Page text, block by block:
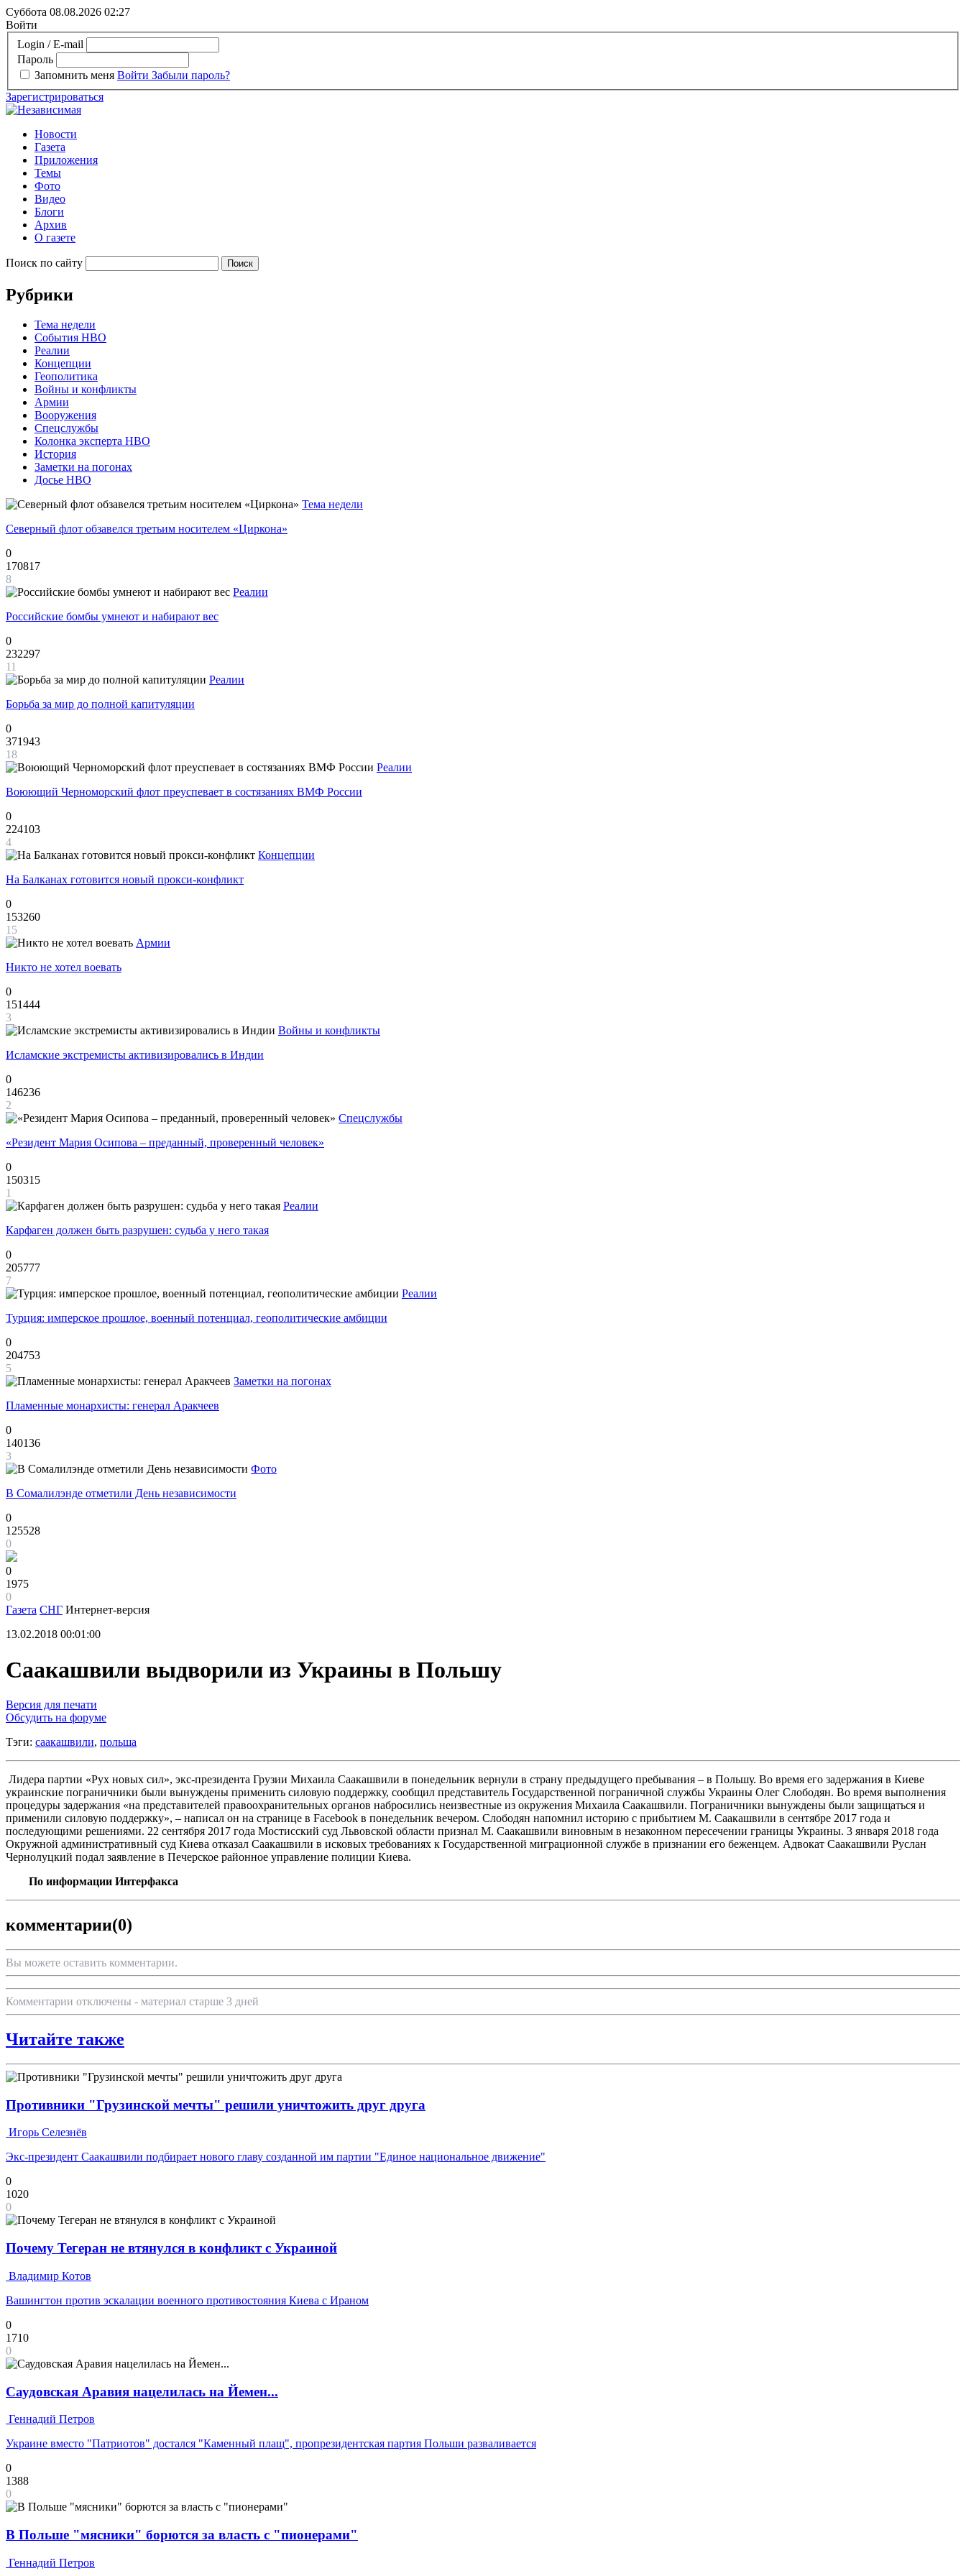
Суббота 08.08.2026 02:27
Войти
Login / E-mail
Пароль
Запомнить меня Войти Забыли пароль?
Зарегистрироваться
Новости
Газета
Приложения
Темы
Фото
Видео
Блоги
Архив
О газете
Поиск по сайту
Рубрики
Тема недели
События НВО
Реалии
Концепции
Геополитика
Войны и конфликты
Армии
Вооружения
Спецслужбы
Колонка эксперта НВО
История
Заметки на погонах
Досье НВО
Тема недели
Северный флот обзавелся третьим носителем «Циркона»
0
170817
8
Реалии
Российские бомбы умнеют и набирают вес
0
232297
11
Реалии
Борьба за мир до полной капитуляции
0
371943
18
Реалии
Воюющий Черноморский флот преуспевает в состязаниях ВМФ России
0
224103
4
Концепции
На Балканах готовится новый прокси-конфликт
0
153260
15
Армии
Никто не хотел воевать
0
151444
3
Войны и конфликты
Исламские экстремисты активизировались в Индии
0
146236
2
Спецслужбы
«Резидент Мария Осипова – преданный, проверенный человек»
0
150315
1
Реалии
Карфаген должен быть разрушен: судьба у него такая
0
205777
7
Реалии
Турция: имперское прошлое, военный потенциал, геополитические амбиции
0
204753
5
Заметки на погонах
Пламенные монархисты: генерал Аракчеев
0
140136
3
Фото
В Сомалилэнде отметили День независимости
0
125528
0
0
1975
0
Газета СНГ Интернет-версия
13.02.2018 00:01:00
Саакашвили выдворили из Украины в Польшу
Версия для печати
Обсудить на форуме
Тэги: саакашвили, польша
Лидера партии «Рух новых сил», экс-президента Грузии Михаила Саакашвили в понедельник вернули в страну предыдущего пребывания – в Польшу. Во время его задержания в Киеве
украинские пограничники были вынуждены применить силовую поддержку, сообщил представитель Государственной пограничной службы Украины Олег Слободян. Во время выполнения
процедуры задержания «на представителей правоохранительных органов набросились неизвестные из окружения Михаила Саакашвили. Пограничники вынуждены были защищаться и
применили силовую поддержку», – написал он на странице в Facebook в понедельник вечером. Слободян напомнил историю с прибытием М. Саакашвили в сентябре 2017 года и
последующими решениями. 22 сентября 2017 года Мостисский суд Львовской области признал М. Саакашвили виновным в незаконном пересечении границы Украины. 3 января 2018 года
Окружной административный суд Киева отказал Саакашвили в исковых требованиях к Государственной миграционной службе в признании его беженцем. Адвокат Саакашвили Руслан
Чернолуцкий подал заявление в Печерское районное управление полиции Киева.
По информации Интерфакса
комментарии(0)
Вы можете оставить комментарии.
Комментарии отключены - материал старше 3 дней
Читайте также
Противники "Грузинской мечты" решили уничтожить друг друга
Игорь Селезнёв
Экс-президент Саакашвили подбирает нового главу созданной им партии "Единое национальное движение"
0
1020
0
Почему Тегеран не втянулся в конфликт с Украиной
Владимир Котов
Вашингтон против эскалации военного противостояния Киева с Ираном
0
1710
0
Саудовская Аравия нацелилась на Йемен...
Геннадий Петров
Украине вместо "Патриотов" достался "Каменный плащ", пропрезидентская партия Польши разваливается
0
1388
0
В Польше "мясники" борются за власть с "пионерами"
Геннадий Петров